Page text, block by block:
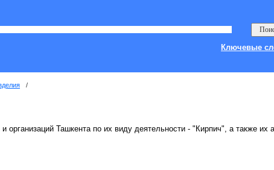
Ключевые
/
и организаций Ташкента по их виду деятельности - "Кирпич", а также